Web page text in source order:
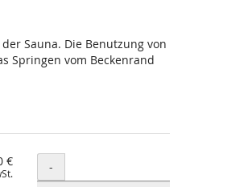
Sauna. Die Benutzung von
Springen vom Beckenrand
€ Menge
-